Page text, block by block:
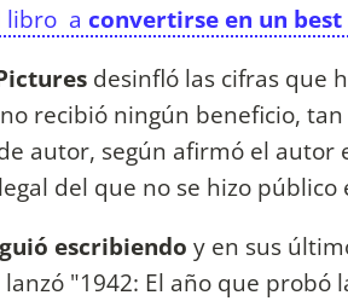
libro a convertirse en un
desinfló las cifras que
recibió ningún beneficio, tan
autor, según afirmó el autor
del que no se hizo público
escribiendo y en sus
"1942: El año que probó